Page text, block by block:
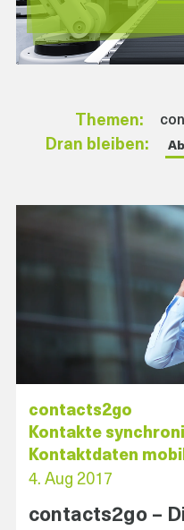
Themen:
Dran bleiben:
contacts2go
Kontakte
Kontaktdaten
4. Aug 2017
contacts2go –